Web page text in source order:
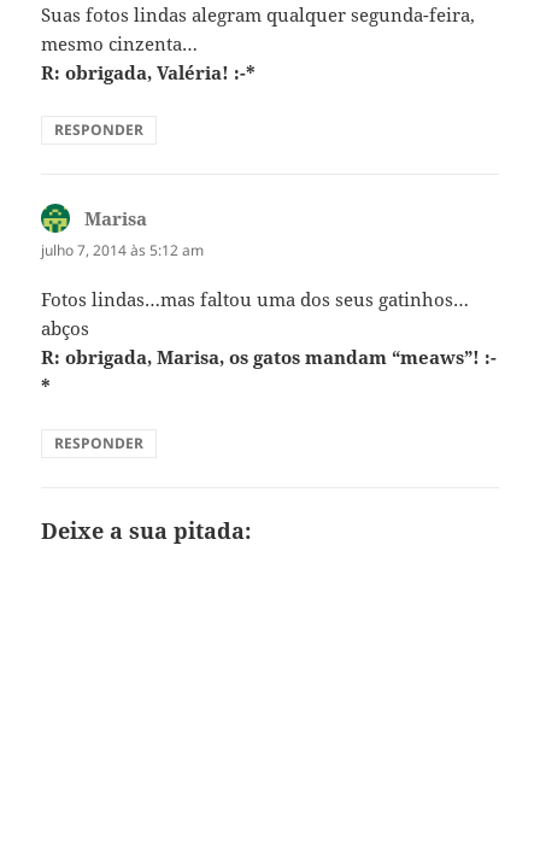
Suas fotos lindas alegram qualquer segunda-feira,
mesmo cinzenta…
R: obrigada, Valéria! :-*
RESPONDER
Marisa
julho 7, 2014 às 5:12 am
Fotos lindas…mas faltou uma dos seus gatinhos…
abços
R: obrigada, Marisa, os gatos mandam “meaws”! :-
*
RESPONDER
Deixe a sua pitada: